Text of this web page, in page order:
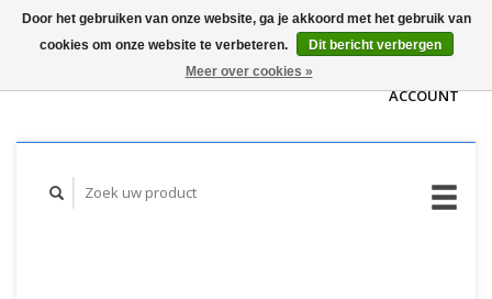
WINKELWAGEN
ACCOUNT
Door het gebruiken van onze website, ga je akkoord met het gebruik van
cookies om onze website te verbeteren.
Dit bericht verbergen
Meer over cookies »